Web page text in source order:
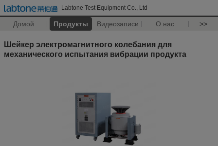
Labtone Test Equipment Co., Ltd
Домой Продукты Видеозаписи О нас >>
Шейкер электромагнитного колебания для
механического испытания вибрации продукта